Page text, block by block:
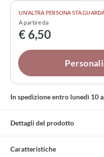
appendere o regalare.
scritte o dettagli su
desideri sorprendere con
UN'ALTRA PERSONA STA
A partire da
€ 6,50
In spedizione entro lunedì 10
Dettagli del prodotto
Caratteristiche